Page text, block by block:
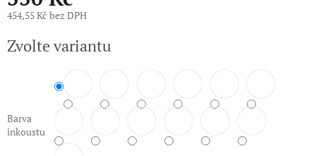
454,55 Kč bez DPH
cena:
Zvolte variantu
Barva
inkoustu